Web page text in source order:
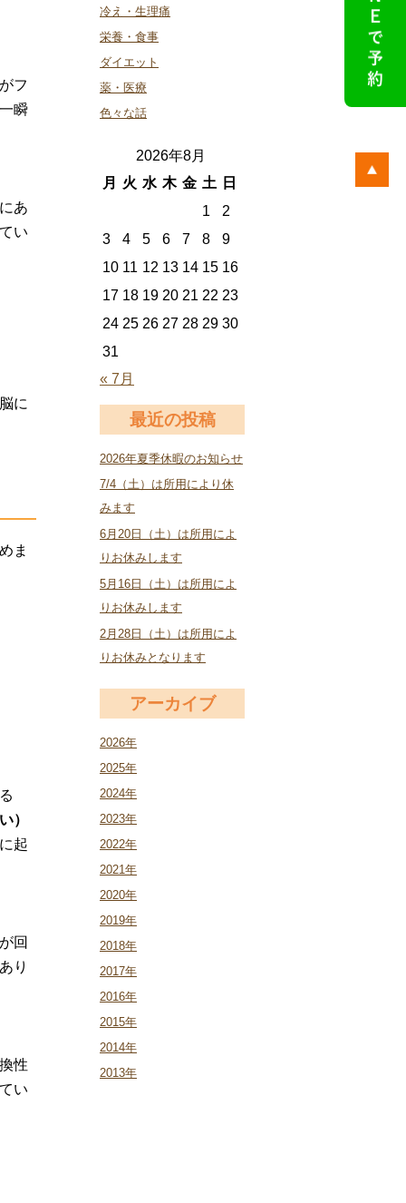
冷え・生理痛
栄養・食事
ダイエット
薬・医療
色々な話
2026年8月
月
火 水 木 金 土
日
1
2
3
4 5 6 7 8
9
10 11 12 13 14 15 16
17 18 19 20 21 22 23
24 25 26 27 28 29 30
31
« 7月
最近の投稿
2026年夏季休暇のお知らせ
7/4（土）は所用により休
みます
6月20日（土）は所用によ
りお休みします
5月16日（土）は所用によ
りお休みします
2月28日（土）は所用によ
りお休みとなります
アーカイブ
2026年
2025年
2024年
2023年
2022年
2021年
2020年
2019年
2018年
2017年
2016年
2015年
2014年
2013年
フ
瞬
あ
い
に
ま
）
起
回
り
性
い